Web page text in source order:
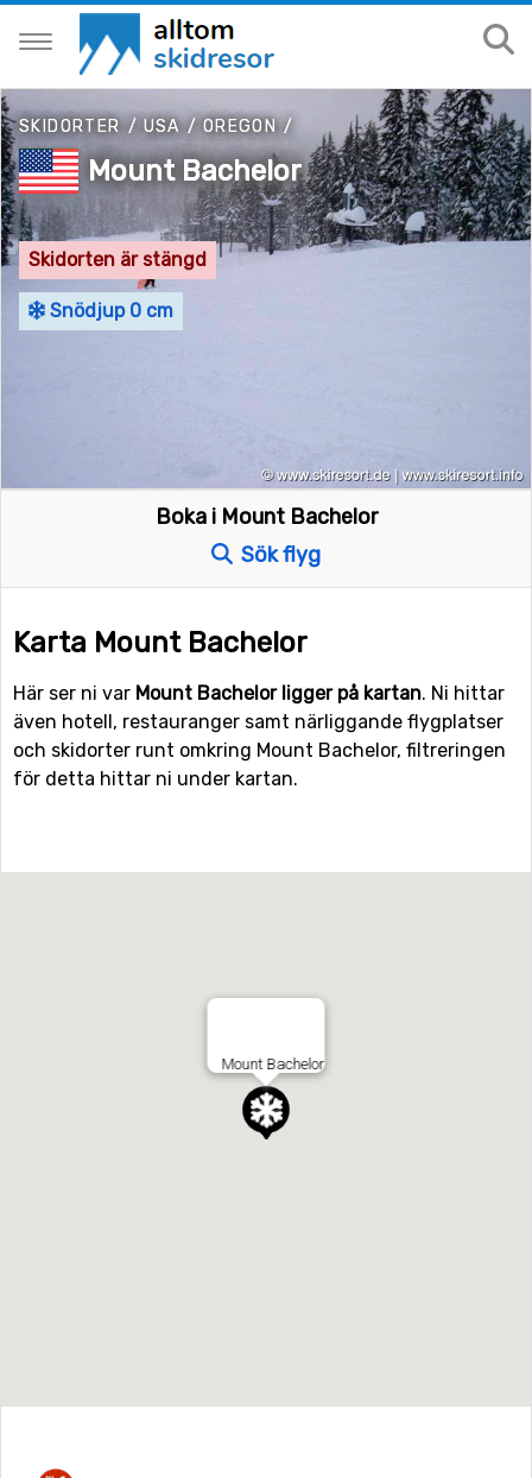
SKIDORTER/ USA/ OREGON/
Mount Bachelor
Skidorten är stängd
Snödjup 0 cm
Boka i Mount Bachelor
Sök flyg
Karta Mount Bachelor
Här ser ni var Mount Bachelor ligger på kartan. Ni hittar
även hotell, restauranger samt närliggande flygplatser
och skidorter runt omkring Mount Bachelor, filtreringen
för detta hittar ni under kartan.
Mount Bachelor